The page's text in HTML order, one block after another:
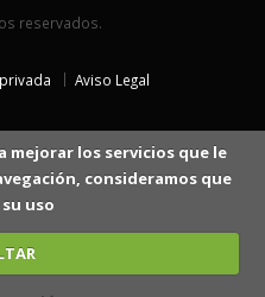
reservados.
Aviso Legal
los servicios que le
consideramos que
uso